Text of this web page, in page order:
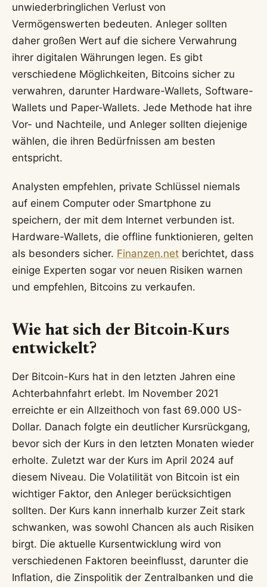
unwiederbringlichen Verlust von
Vermögenswerten bedeuten. Anleger sollten
daher großen Wert auf die sichere Verwahrung
ihrer digitalen Währungen legen. Es gibt
verschiedene Möglichkeiten, Bitcoins sicher zu
verwahren, darunter Hardware-Wallets, Software-
Wallets und Paper-Wallets. Jede Methode hat ihre
Vor- und Nachteile, und Anleger sollten diejenige
wählen, die ihren Bedürfnissen am besten
entspricht.
Analysten empfehlen, private Schlüssel niemals
auf einem Computer oder Smartphone zu
speichern, der mit dem Internet verbunden ist.
Hardware-Wallets, die offline funktionieren, gelten
als besonders sicher. Finanzen.net berichtet, dass
einige Experten sogar vor neuen Risiken warnen
und empfehlen, Bitcoins zu verkaufen.
Wie hat sich der Bitcoin-Kurs
entwickelt?
Der Bitcoin-Kurs hat in den letzten Jahren eine
Achterbahnfahrt erlebt. Im November 2021
erreichte er ein Allzeithoch von fast 69.000 US-
Dollar. Danach folgte ein deutlicher Kursrückgang,
bevor sich der Kurs in den letzten Monaten wieder
erholte. Zuletzt war der Kurs im April 2024 auf
diesem Niveau. Die Volatilität von Bitcoin ist ein
wichtiger Faktor, den Anleger berücksichtigen
sollten. Der Kurs kann innerhalb kurzer Zeit stark
schwanken, was sowohl Chancen als auch Risiken
birgt. Die aktuelle Kursentwicklung wird von
verschiedenen Faktoren beeinflusst, darunter die
Inflation, die Zinspolitik der Zentralbanken und die